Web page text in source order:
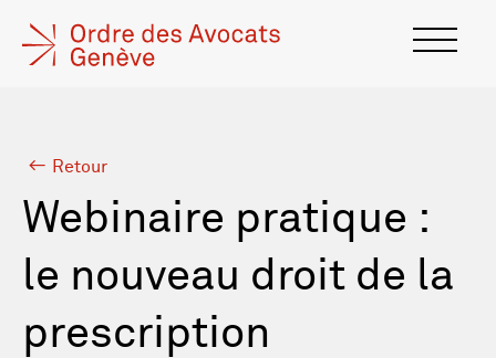
Retour
Webinaire pratique :
le nouveau droit de la
prescription